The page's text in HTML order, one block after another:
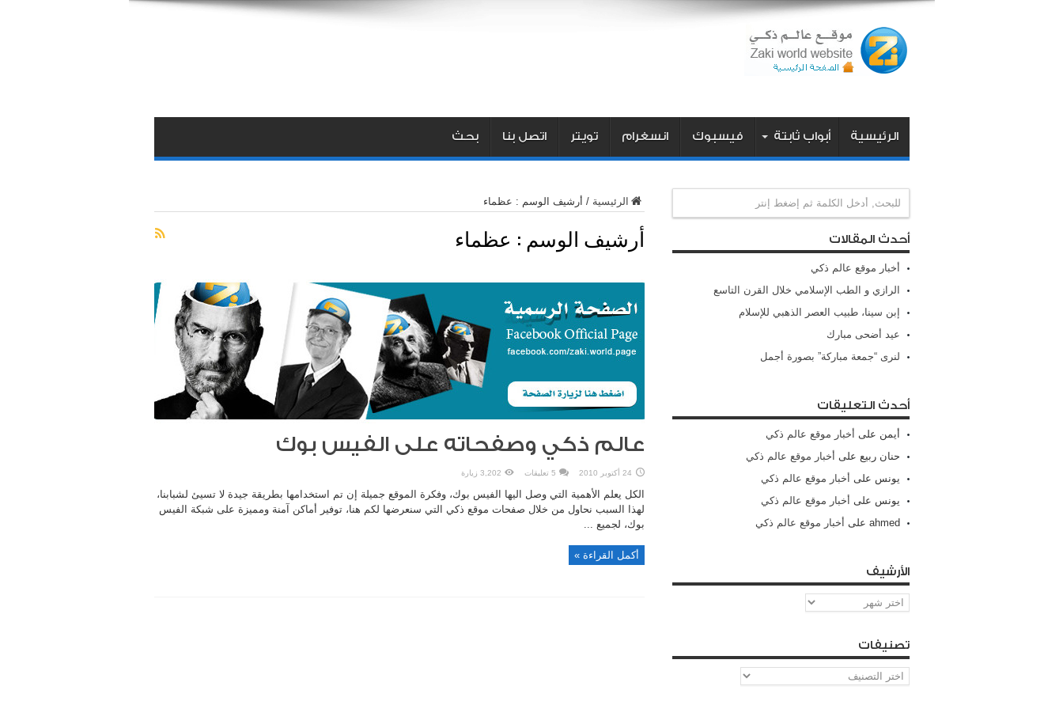
الرئيسية أبواب ثابتة فيسبوك انسغرام تويتر اتصل بنا بحث
الرئيسية / أرشيف الوسم : عظماء
أرشيف الوسم : عظماء
عالم ذكي وصفحاته على الفيس بوك
24 أكتوبر 2010 5 تعليقات 3,202 زيارة
الكل يعلم الأهمية التي وصل اليها الفيس بوك، وفكرة الموقع جميلة إن تم استخدامها بطريقة جيدة لا تسيئ لشبابنا،
لهذا السبب نحاول من خلال صفحات موقع ذكي التي سنعرضها لكم هنا، توفير أماكن آمنة ومميزة على شبكة الفيس
بوك، لجميع ...
أكمل القراءة »
أحدث المقالات
أخبار موقع عالم ذكي
الرازي و الطب الإسلامي خلال القرن التاسع
إبن سينا، طبيب العصر الذهبي للإسلام
عيد أضحى مبارك
لنرى “جمعة مباركة” بصورة أجمل
أحدث التعليقات
أيمن على أخبار موقع عالم ذكي
حنان ربيع على أخبار موقع عالم ذكي
يونس على أخبار موقع عالم ذكي
يونس على أخبار موقع عالم ذكي
ahmed على أخبار موقع عالم ذكي
الأرشيف
الأرشيف
تصنيفات
تصنيفات